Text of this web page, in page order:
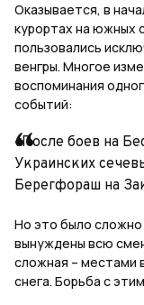
Оказывается, в
курортах на южных
пользовались
венгры. Многое
воспоминания
событий:
«После боев на
Украинских
Берегфораш на
Но это было
вынуждены всю
сложная – местами
снега. Борьба с